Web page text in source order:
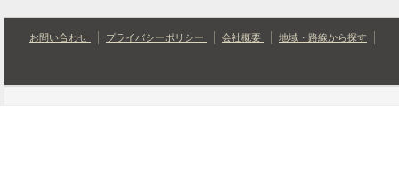
お問い合わせ プライバシーポリシー 会社概要 地域・路線から探す